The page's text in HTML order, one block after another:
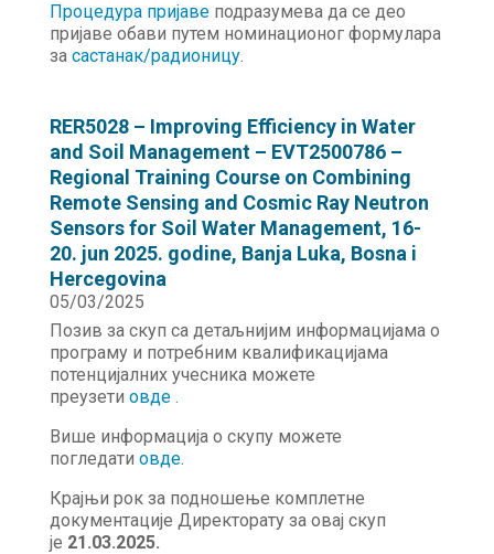
Процедура пријавеподразумева да се део
пријаве обави путем номинационог формулара
за састанак/радионицу.
RER5028 – Improving Efficiency in Water
and Soil Management – EVT2500786 –
Regional Training Course on Combining
Remote Sensing and Cosmic Ray Neutron
Sensors for Soil Water Management, 16-
20. jun 2025. godine, Banja Luka, Bosna i
Hercegovina
05/03/2025
Позив за скуп са детаљнијим информацијама о
програму и потребним квалификацијама
потенцијалних учесника можете
преузети овде .
Више информација о скупу можете
погледати овде.
Крајњи рок за подношење комплетне
документације Директорату за овај скуп
је 21.03.2025.